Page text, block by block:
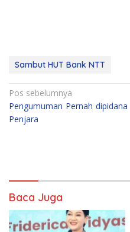
Sambut HUT Bank NTT
Navigasi
pos
Pos sebelumnya
Pengumuman Pernah dipidana
Penjara
Baca Juga